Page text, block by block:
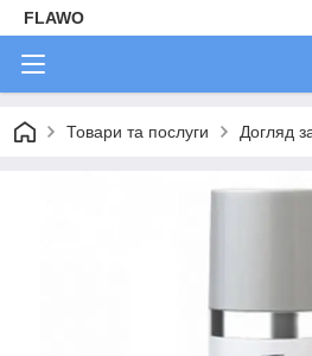
FLAWO
Товари та послуги Догляд